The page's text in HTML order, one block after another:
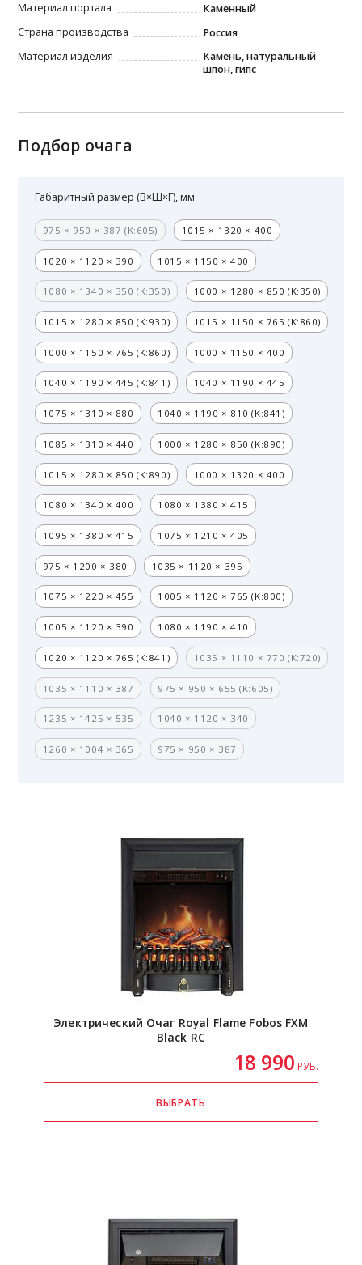
Материал портала
Каменный
Страна производства
Россия
Материал изделия
Камень, натуральный
шпон, гипс
Подбор очага
Габаритный размер (В×Ш×Г), мм
975 × 950 × 387 (K:605) 1015 × 1320 × 400
1020 × 1120 × 390 1015 × 1150 × 400
1080 × 1340 × 350 (K:350) 1000 × 1280 × 850 (K:350)
1015 × 1280 × 850 (K:930) 1015 × 1150 × 765 (K:860)
1000 × 1150 × 765 (K:860) 1000 × 1150 × 400
1040 × 1190 × 445 (K:841) 1040 × 1190 × 445
1075 × 1310 × 880 1040 × 1190 × 810 (K:841)
1085 × 1310 × 440 1000 × 1280 × 850 (K:890)
1015 × 1280 × 850 (K:890) 1000 × 1320 × 400
1080 × 1340 × 400 1080 × 1380 × 415
1095 × 1380 × 415 1075 × 1210 × 405
975 × 1200 × 380 1035 × 1120 × 395
1075 × 1220 × 455 1005 × 1120 × 765 (K:800)
1005 × 1120 × 390 1080 × 1190 × 410
1020 × 1120 × 765 (K:841) 1035 × 1110 × 770 (K:720)
1035 × 1110 × 387 975 × 950 × 655 (K:605)
1235 × 1425 × 535 1040 × 1120 × 340
1260 × 1004 × 365 975 × 950 × 387
Электрический Очаг Royal Flame Fobos FXM
Black RC
18 990 РУБ.